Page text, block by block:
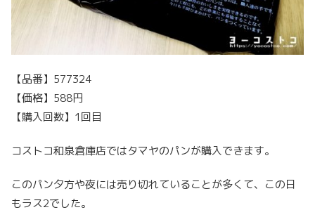
【品番】577324
【価格】588円
【購入回数】1回目
コストコ和泉倉庫店ではタマヤのパンが購入できます。
このパン夕方や夜には売り切れていることが多くて、この日
もラス2でした。